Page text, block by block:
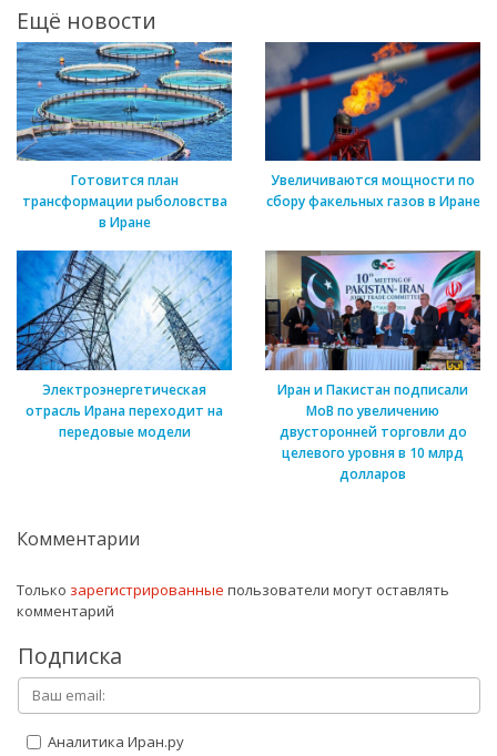
Ещё новости
Готовится план
трансформации рыболовства
в Иране
Увеличиваются мощности по
сбору факельных газов в Иране
Электроэнергетическая
отрасль Ирана переходит на
передовые модели
Иран и Пакистан подписали
МоВ по увеличению
двусторонней торговли до
целевого уровня в 10 млрд
долларов
Комментарии
Только зарегистрированные пользователи могут оставлять
комментарий
Подписка
Аналитика Иран.ру